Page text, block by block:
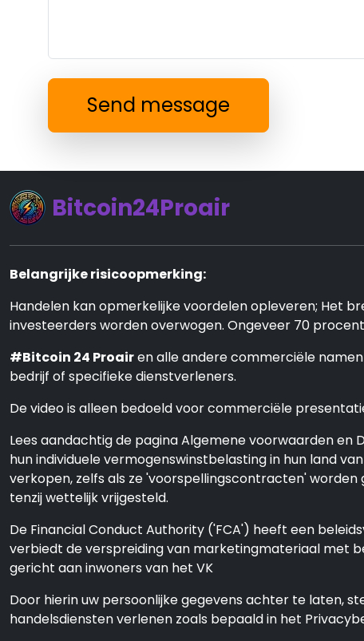
Send message
Bitcoin24Proair
Belangrijke risicoopmerking:
Handelen kan opmerkelijke voordelen opleveren; Het
investeerders worden overwogen. Ongeveer 70
#Bitcoin 24 Proairen alle andere commerciële
bedrijf of specifieke dienstverleners.
De video is alleen bedoeld voor commerciële
Lees aandachtig de pagina Algemene voorwaarden
hun individuele vermogenswinstbelasting in hun land
verkopen, zelfs als ze 'voorspellingscontracten'
tenzij wettelijk vrijgesteld.
De Financial Conduct Authority ('FCA') heeft een
verbiedt de verspreiding van marketingmateriaal met
gericht aan inwoners van het VK
Door hierin uw persoonlijke gegevens achter te laten,
handelsdiensten verlenen zoals bepaald in het